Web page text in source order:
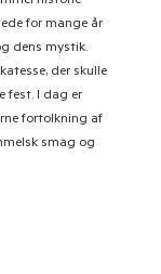
for mange år
dens mystik.
der skulle
fest. I dag er
fortolkning af
smag og